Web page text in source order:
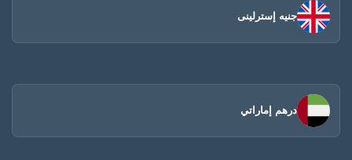
جنيه إسترلينى
درهم إماراتي